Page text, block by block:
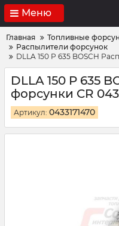
Меню
Главная
Топливные
Распылители форсунок
DLLA 150 P 635 BOSCH
DLLA 150 P 635
форсунки CR
Артикул: 0433171470